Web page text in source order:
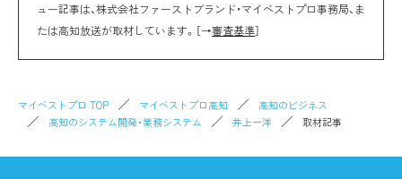
ュー記事は、株式会社ファーストブランド・マイベストプロ事務局、ま
たは高知放送が取材しています。［→審査基準］
マイベストプロ TOP マイベストプロ高知
高知のビジネス
高知のシステム開発・業務システム
井上一洋 取材記事